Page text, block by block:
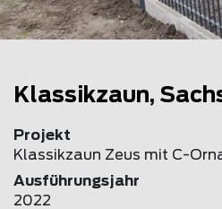
Klassikzaun,
Projekt
Klassikzaun Zeus mit C-
Ausführungsjahr
2022